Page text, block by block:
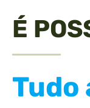
É
Tudo